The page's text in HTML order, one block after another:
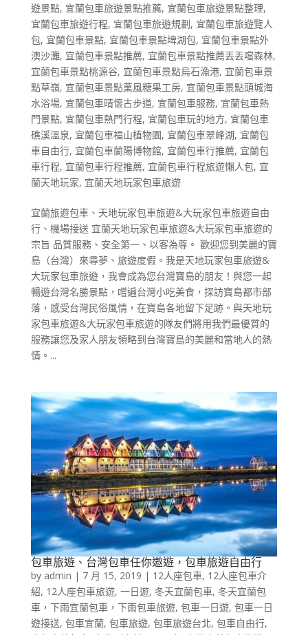
遊景點, 宜蘭包車旅遊景點推薦, 宜蘭包車旅遊景點整理,
宜蘭包車旅遊行程, 宜蘭包車旅遊規劃, 宜蘭包車旅遊覽人
包, 宜蘭包車景點, 宜蘭包車景點埤湖包, 宜蘭包車景點外
澳沙灘, 宜蘭包車景點推薦, 宜蘭包車景點推薦丟丟噹森林,
宜蘭包車景點桃源谷, 宜蘭包車景點烏石漁港, 宜蘭包車景
點草嶺, 宜蘭包車景點菓風糖果工房, 宜蘭包車景點頭城海
水浴場, 宜蘭包車晴懷古步道, 宜蘭包車服務, 宜蘭包車熱
門景點, 宜蘭包車熱門行程, 宜蘭包車玩的地方, 宜蘭包車
礁溪溫泉, 宜蘭包車福山植物園, 宜蘭包車翠峰湖, 宜蘭包
車自由行, 宜蘭包車蘭陽博物館, 宜蘭包車行推薦, 宜蘭包
車行程, 宜蘭包車行程推薦, 宜蘭包車行程旅遊懶人包, 宜
蘭天地玩家, 宜蘭天地玩家包車旅遊
宜蘭旅遊包車、天地玩家包車旅遊&大玩家包車旅遊自由
行、機場接送 宜蘭天地玩家包車旅遊&大玩家包車旅遊的
宗旨 品質服務、安全第一、以客為尊。 歡迎您到美麗的寶
島（台灣）來尋夢、旅遊度假。我是天地玩家包車旅遊&
大玩家包車旅遊，我會成為您台灣寶島的朋友！與您一起
暢遊台灣名勝景點，嚐遍台灣小吃美食，探訪寶島都市部
落，感受台灣民俗風情，在寶島各地留下足跡。與天地玩
家包車旅遊&大玩家包車旅遊的隊友們將用我們最優質的
服務讓您及家人朋友領略到台灣寶島的美麗和當地人的熱
情。...
包車旅遊、台灣包車任你遨遊，包車旅遊自由行
by admin | 7 月 15, 2019 | 12人座包車, 12人座包車介
紹, 12人座包車旅遊, 一日遊, 冬天宜蘭包車, 冬天宜蘭包
車，下雨宜蘭包車，下雨包車旅遊, 包車一日遊, 包車一日
遊接送, 包車宜蘭, 包車旅遊, 包車旅遊台北, 包車自由行,